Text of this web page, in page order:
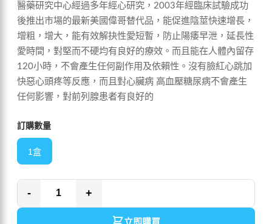
醫藥研究中心經過多年經心研究，2003年經臨床試驗成功
後推出市場的最新美國偉哥替代品，能促進陰莖快速增長，
增粗，增大，能有效解抉性愛短暫，防止陽痿早泄，延長性
愛時間，對堅而不硬均有良好的療效。而且能在人體內留存
120小時，不會產生任何副作用及依賴性。沒有臉紅心跳加
快惡心頭疼等反應，而且對心臟病 高血壓糖尿病不會產生
任何影響，對前列腺患者有良好的
訂購數量
1盒
- +
立即購買